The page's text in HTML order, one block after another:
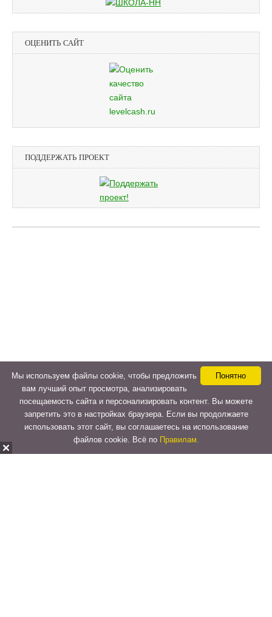
ОЦЕНИТЬ САЙТ
ПОДДЕРЖАТЬ ПРОЕКТ
Понятно
Мы используем файлы cookie, чтобы предложить
вам лучший опыт просмотра, анализировать
посещаемость сайта и персонализировать контент. Вы можете
запретить это в настройках браузера. Если вы продолжаете
использовать этот сайт, вы соглашаетесь на использование
файлов cookie. Всё по Правилам.